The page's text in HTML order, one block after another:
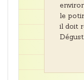
le
il doit